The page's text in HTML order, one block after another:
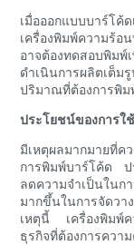
เมื่อออกแบบบาร์
เครื่องพิมพ์ความร้อ
อาจต้องทดสอบพิมพ์
ดำเนินการผลิตเต็
ปริมาณที่ต้องการพิม
ประโยชน์ของการใ
มีเหตุผลมากมายที่ค
การพิมพ์บาร์โค้ด ป
ลดความจำเป็นใน
มากขึ้นในการจัดว
เหตุนี้ เครื่องพิมพ์ค
ธุรกิจที่ต้องการควา